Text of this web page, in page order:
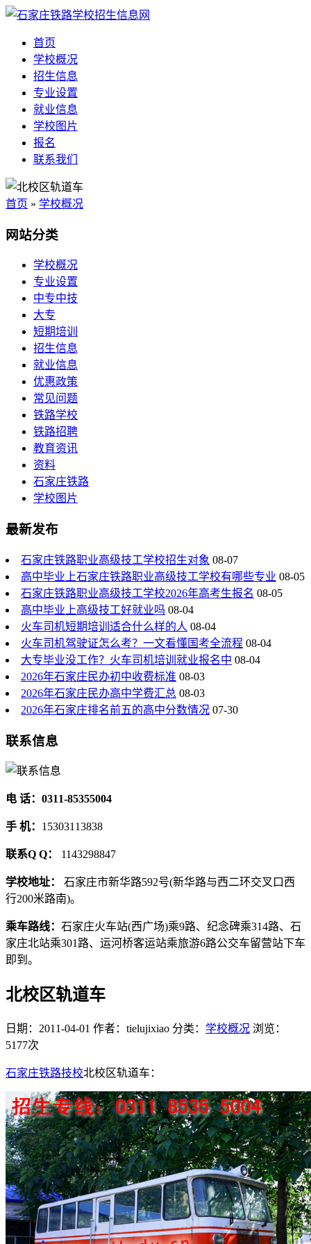
首页
学校概况
招生信息
专业设置
就业信息
学校图片
报名
联系我们
首页 » 学校概况
网站分类
学校概况
专业设置
中专中技
大专
短期培训
招生信息
就业信息
优惠政策
常见问题
铁路学校
铁路招聘
教育资讯
资料
石家庄铁路
学校图片
最新发布
石家庄铁路职业高级技工学校招生对象 08-07
高中毕业上石家庄铁路职业高级技工学校有哪些专业 08-05
石家庄铁路职业高级技工学校2026年高考生报名 08-05
高中毕业上高级技工好就业吗 08-04
火车司机短期培训适合什么样的人 08-04
火车司机驾驶证怎么考？一文看懂国考全流程 08-04
大专毕业没工作？火车司机培训就业报名中 08-04
2026年石家庄民办初中收费标准 08-03
2026年石家庄民办高中学费汇总 08-03
2026年石家庄排名前五的高中分数情况 07-30
联系信息
电 话：0311-85355004
手 机： 15303113838
联系Q Q： 1143298847
学校地址： 石家庄市新华路592号(新华路与西二环交叉口西
行200米路南)。
乘车路线： 石家庄火车站(西广场)乘9路、纪念碑乘314路、石
家庄北站乘301路、运河桥客运站乘旅游6路公交车留营站下车
即到。
北校区轨道车
日期：2011-04-01 作者：tielujixiao 分类： 学校概况 浏览：
5177次
石家庄铁路技校北校区轨道车：